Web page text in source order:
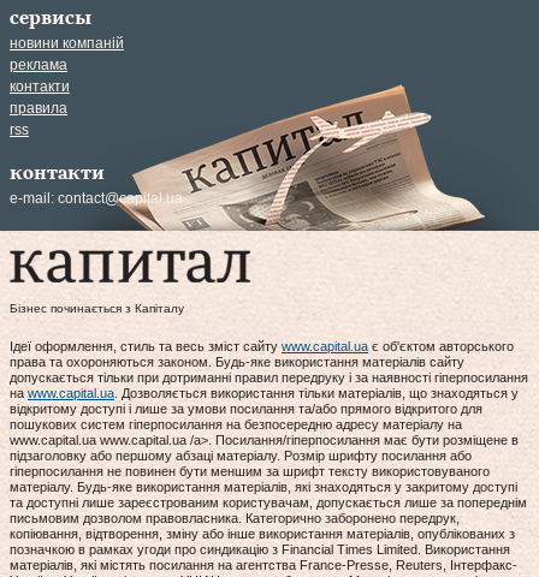
сервисы
новини компаній
реклама
контакти
правила
rss
контакти
e-mail: contact@capital.ua
Бізнес починається з Капіталу
Ідеї оформлення, стиль та весь зміст сайту www.capital.ua є об'єктом авторського
права та охороняються законом. Будь-яке використання матеріалів сайту
допускається тільки при дотриманні правил передруку і за наявності гіперпосилання
на www.capital.ua . Дозволяється використання тільки матеріалів, що знаходяться у
відкритому доступі і лише за умови посилання та/або прямого відкритого для
пошукових систем гіперпосилання на безпосередню адресу матеріалу на
www.capital.ua www.capital.ua /a>. Посилання/гіперпосилання має бути розміщене в
підзаголовку або першому абзаці матеріалу. Розмір шрифту посилання або
гіперпосилання не повинен бути меншим за шрифт тексту використовуваного
матеріалу. Будь-яке використання матеріалів, які знаходяться у закритому доступі
та доступні лише зареєстрованим користувачам, допускається лише за попереднім
письмовим дозволом правовласника. Категорично заборонено передрук,
копіювання, відтворення, зміну або інше використання матеріалів, опублікованих з
позначкою в рамках угоди про синдикацію з Financial Times Limited. Використання
матеріалів, які містять посилання на агентства France-Presse, Reuters, Інтерфакс-